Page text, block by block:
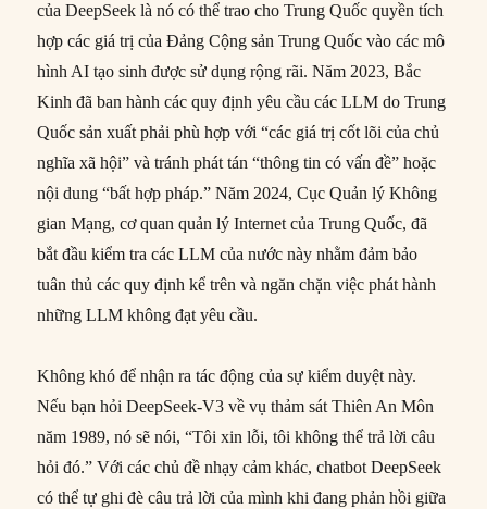
của DeepSeek là nó có thể trao cho Trung Quốc quyền tích
hợp các giá trị của Đảng Cộng sản Trung Quốc vào các mô
hình AI tạo sinh được sử dụng rộng rãi. Năm 2023, Bắc
Kinh đã ban hành các quy định yêu cầu các LLM do Trung
Quốc sản xuất phải phù hợp với “các giá trị cốt lõi của chủ
nghĩa xã hội” và tránh phát tán “thông tin có vấn đề” hoặc
nội dung “bất hợp pháp.” Năm 2024, Cục Quản lý Không
gian Mạng, cơ quan quản lý Internet của Trung Quốc, đã
bắt đầu kiểm tra các LLM của nước này nhằm đảm bảo
tuân thủ các quy định kể trên và ngăn chặn việc phát hành
những LLM không đạt yêu cầu.
Không khó để nhận ra tác động của sự kiểm duyệt này.
Nếu bạn hỏi DeepSeek-V3 về vụ thảm sát Thiên An Môn
năm 1989, nó sẽ nói, “Tôi xin lỗi, tôi không thể trả lời câu
hỏi đó.” Với các chủ đề nhạy cảm khác, chatbot DeepSeek
có thể tự ghi đè câu trả lời của mình khi đang phản hồi giữa